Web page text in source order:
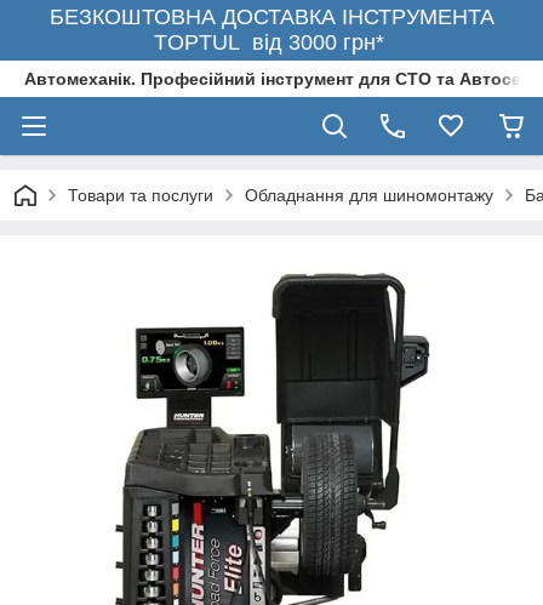
БЕЗКОШТОВНА ДОСТАВКА ІНСТРУМЕНТА
TOPTUL від 3000 грн*
Автомеханік. Професійний інструмент для СТО та
Товари та послуги Обладнання для шиномонтажу